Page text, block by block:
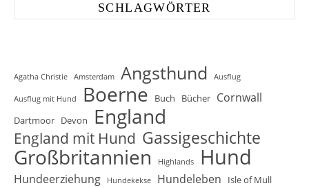
SCHLAGWÖRTER
Agatha Christie Amsterdam Angsthund Ausflug
Ausflug mit Hund Boerne Buch Bücher Cornwall
Dartmoor Devon England
England mit Hund Gassigeschichte
Großbritannien Highlands Hund
Hundeerziehung Hundekekse Hundeleben Isle of Mull